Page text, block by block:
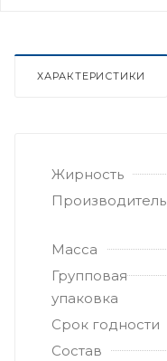
ХАРАКТЕРИСТИКИ
Жирность
Производитель
Масса
Групповая
упаковка
Срок годности
Состав